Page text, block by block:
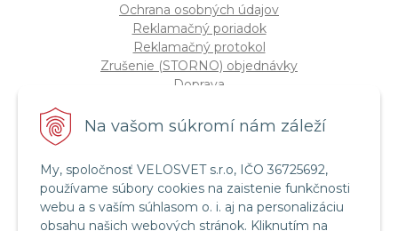
Na vašom súkromí nám záleží
My, spoločnosť VELOSVET s.r.o, IČO 36725692,
používame súbory cookies na zaistenie funkčnosti
webu a s vaším súhlasom o. i. aj na personalizáciu
obsahu našich webových stránok. Kliknutím na
Ochrana osobných údajov
Reklamačný poriadok
Reklamačný protokol
Zrušenie (STORNO) objednávky
Doprava
Štatút súťaže "Vianoce 2025"
Servis a služby
Servis bicyklov a elektrobicyklov
Retül Bike Fit